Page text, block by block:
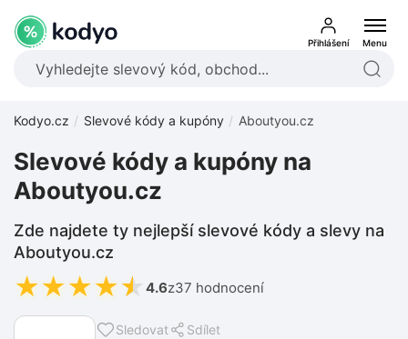
Přihlášení Menu
Kodyo.cz Slevové kódy a kupóny Aboutyou.cz
Sledovat Sdílet
Slevové kódy a kupóny na
Aboutyou.cz
Zde najdete ty nejlepší slevové kódy a slevy na
Aboutyou.cz
★★★★★ 4.6z37 hodnocení